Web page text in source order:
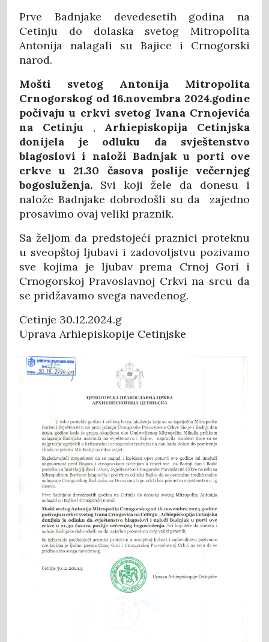
Prve Badnjake devedesetih godina na
Cetinju do dolaska svetog Mitropolita
Antonija nalagali su Bajice i Crnogorski
narod.
Mošti svetog Antonija Mitropolita
Crnogorskog od 16.novembra 2024.godine
počivaju u crkvi svetog Ivana Crnojevića
na Cetinju , Arhiepiskopija Cetinjska
donijela je odluku da svještenstvo
blagoslovi i naloži Badnjak u porti ove
crkve u 21.30 časova poslije večernjeg
bogosluženja. Svi koji žele da donesu i
nalože Badnjake dobrodošli su da zajedno
prosavimo ovaj veliki praznik.
Sa željom da predstojeći praznici proteknu
u sveopštoj ljubavi i zadovoljstvu pozivamo
sve kojima je ljubav prema Crnoj Gori i
Crnogorskoj Pravoslavnoj Crkvi na srcu da
se pridžavamo svega navedenog.
Cetinje 30.12.2024.g
Uprava Arhiepiskopije Cetinjske